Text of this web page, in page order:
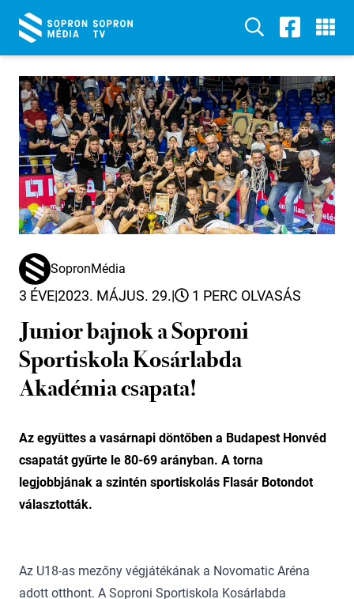
SopronMédia
3 ÉVE|2023. MÁJUS. 29.| 1 PERC OLVASÁS
Junior bajnok a Soproni
Sportiskola Kosárlabda
Akadémia csapata!
Az együttes a vasárnapi döntőben a Budapest Honvéd
csapatát gyűrte le 80-69 arányban. A torna
legjobbjának a szintén sportiskolás Flasár Botondot
választották.
Az U18-as mezőny végjátékának a Novomatic Aréna
adott otthont. A Soproni Sportiskola Kosárlabda